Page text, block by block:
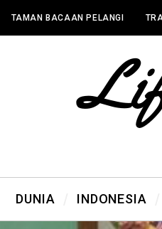
TAMAN BACAAN PELANGI
DUNIA INDONESIA